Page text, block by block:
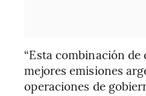
“Esta combinación
mejores emisiones
operaciones de